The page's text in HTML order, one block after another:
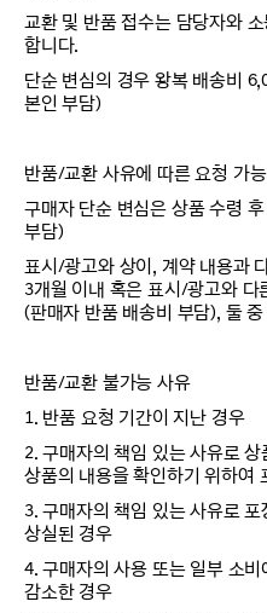
교환 및 반품 접수는 담당자와
합니다.
단순 변심의 경우 왕복 배송비
본인 부담)
반품/교환 사유에 따른 요청 가
구매자 단순 변심은 상품 수령
부담)
표시/광고와 상이, 계약 내용과
3개월 이내 혹은 표시/광고와
(판매자 반품 배송비 부담), 둘
반품/교환 불가능 사유
1. 반품 요청 기간이 지난 경우
2. 구매자의 책임 있는 사유로
상품의 내용을 확인하기 위하여
3. 구매자의 책임 있는 사유로
상실된 경우
4. 구매자의 사용 또는 일부 소
감소한 경우